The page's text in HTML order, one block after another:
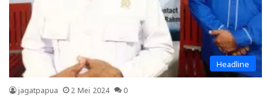
Headline
jagatpapua 2 Mei 2024 0